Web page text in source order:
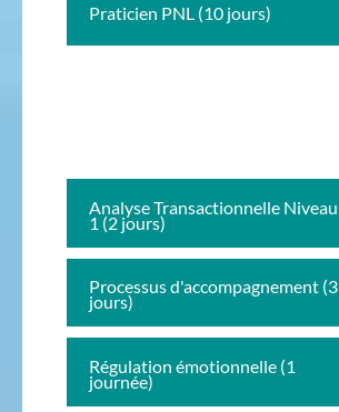
Praticien PNL (10 jours)
Analyse Transactionnelle Niveau
1 (2 jours)
Processus d'accompagnement (3
jours)
Régulation émotionnelle (1
journée)